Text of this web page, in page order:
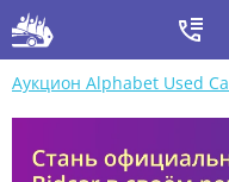
Аукцион Alphabet Used